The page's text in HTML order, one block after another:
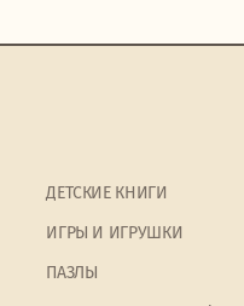
ДЕТСКИЕ КНИГИ
ИГРЫ И ИГРУШКИ
ПАЗЛЫ